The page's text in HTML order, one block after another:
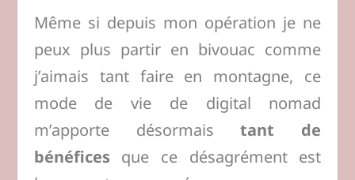
Même si depuis mon opération je ne
peux plus partir en bivouac comme
j’aimais tant faire en montagne, ce
mode de vie de digital nomad
m’apporte désormaistant de
bénéfices que ce désagrément est